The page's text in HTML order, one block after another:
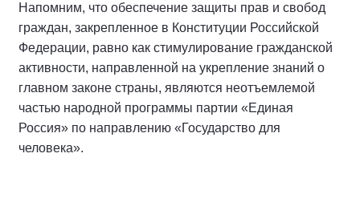
Напомним, что обеспечение защиты прав и свобод
граждан, закрепленное в Конституции Российской
Федерации, равно как стимулирование гражданской
активности, направленной на укрепление знаний о
главном законе страны, являются неотъемлемой
частью народной программы партии «Единая
Россия» по направлению «Государство для
человека».